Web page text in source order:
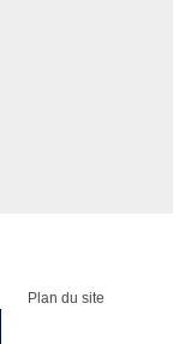
Plan du site